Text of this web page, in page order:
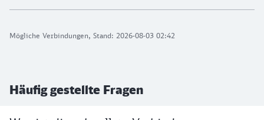
Mögliche Verbindungen, Stand: 2026-08-03 02:42
Häufig gestellte Fragen